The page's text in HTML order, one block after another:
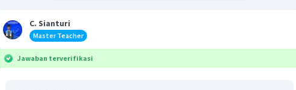
C. Sianturi
Master Teacher
Jawaban terverifikasi